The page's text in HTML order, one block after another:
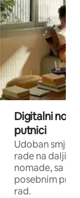
Digitalni
putnici
Udoban
rade na
nomade, sa
posebnim
rad.